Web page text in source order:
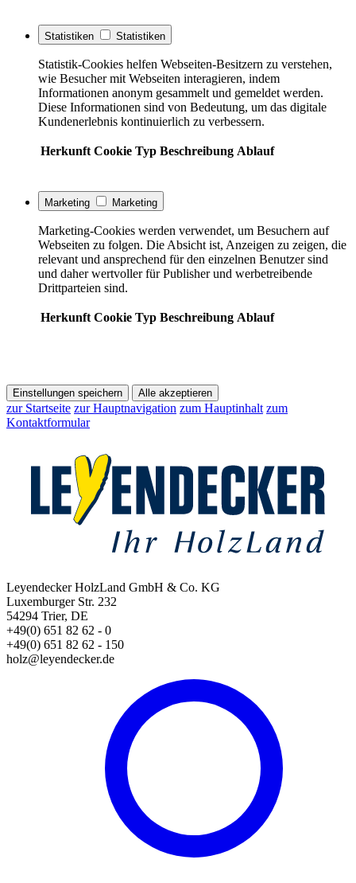
Statistiken Statistiken
Statistik-Cookies helfen Webseiten-Besitzern zu verstehen,
wie Besucher mit Webseiten interagieren, indem
Informationen anonym gesammelt und gemeldet werden.
Diese Informationen sind von Bedeutung, um das digitale
Kundenerlebnis kontinuierlich zu verbessern.
Herkunft Cookie Typ Beschreibung Ablauf
Marketing Marketing
Marketing-Cookies werden verwendet, um Besuchern auf
Webseiten zu folgen. Die Absicht ist, Anzeigen zu zeigen, die
relevant und ansprechend für den einzelnen Benutzer sind
und daher wertvoller für Publisher und werbetreibende
Drittparteien sind.
Herkunft Cookie Typ Beschreibung Ablauf
Einstellungen speichern Alle akzeptieren
zur Startseite zur Hauptnavigation zum Hauptinhalt zum
Kontaktformular
Leyendecker HolzLand GmbH & Co. KG
Luxemburger Str. 232
54294 Trier, DE
+49(0) 651 82 62 - 0
+49(0) 651 82 62 - 150
holz@leyendecker.de